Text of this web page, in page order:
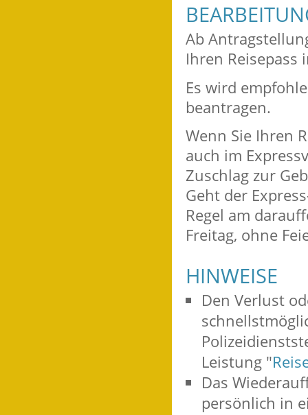
Ab
Ihren Reisepass
Es wird
beantragen.
Wenn Sie Ihren
auch im
Zuschlag zur
Geht der
Regel am
Freitag, ohne
HINWEISE
Den Verlust
Leistung "
Das
persönlich in